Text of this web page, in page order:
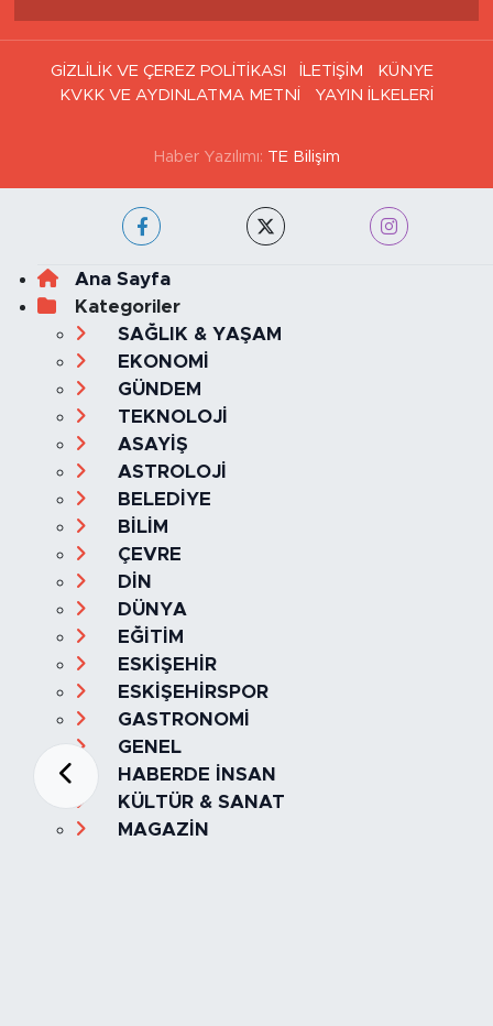
GİZLİLİK VE ÇEREZ POLİTİKASI İLETİŞİM
KÜNYE
KVKK VE AYDINLATMA METNİ
YAYIN İLKELERİ
Haber Yazılımı: TE Bilişim
Ana Sayfa
Kategoriler
SAĞLIK & YAŞAM
EKONOMİ
GÜNDEM
TEKNOLOJİ
ASAYİŞ
ASTROLOJİ
BELEDİYE
BİLİM
ÇEVRE
DİN
DÜNYA
EĞİTİM
ESKİŞEHİR
ESKİŞEHİRSPOR
GASTRONOMİ
GENEL
HABERDE İNSAN
KÜLTÜR & SANAT
MAGAZİN